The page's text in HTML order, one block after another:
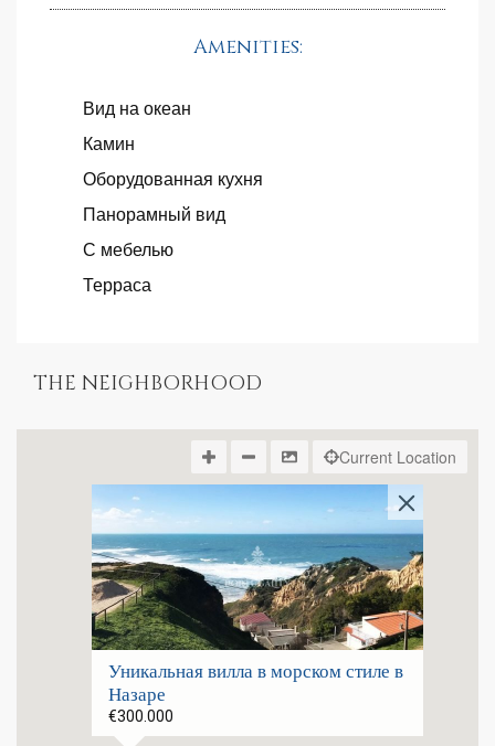
Amenities:
Вид на океан
Камин
Оборудованная кухня
Панорамный вид
С мебелью
Терраса
THE NEIGHBORHOOD
Уникальная вилла в морском стиле в
Назаре
€300.000
Current Location